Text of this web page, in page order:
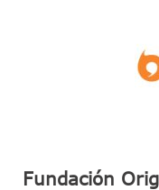
Fundación